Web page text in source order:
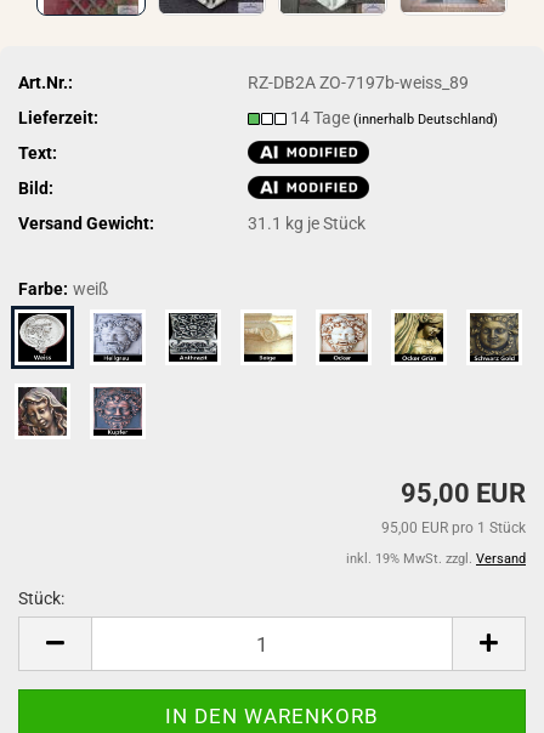
Art.Nr.:
RZ-DB2A ZO-7197b-weiss_89
Lieferzeit:
14 Tage(innerhalb Deutschland)
Text:
Bild:
Versand Gewicht:
31.1 kg je Stück
Farbe: weiß
95,00 EUR
95,00 EUR pro 1 Stück
inkl. 19% MwSt. zzgl. Versand
Stück: